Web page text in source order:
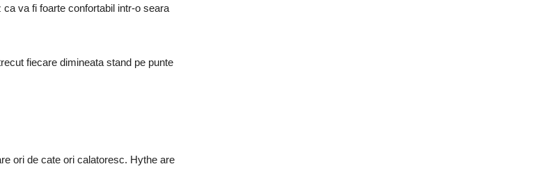
va fi foarte confortabil intr-o seara
fiecare dimineata stand pe punte
ori de cate ori calatoresc. Hythe are